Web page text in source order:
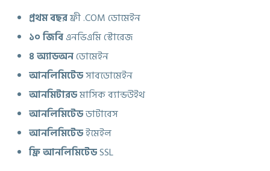
প্রথম বছরফ্রী .COM ডোমেইন
১০ জিবিএনভিএমি স্টোরেজ
৪ অ্যাডঅনডোমেইন
আনলিমিটেডসাবডোমেইন
আনমিটারডমাসিক ব্যান্ডউইথ
আনলিমিটেডডাটাবেস
আনলিমিটেডইমেইল
ফ্রি আনলিমিটেডSSL